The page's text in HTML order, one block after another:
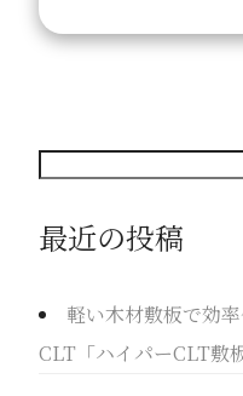
最近の投稿
軽い木材敷板で効
CLT「ハイパーCLT敷板